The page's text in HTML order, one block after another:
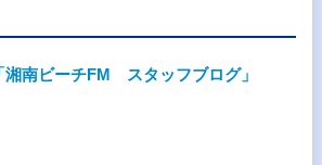
湘南ビーチFM スタッフブログ」